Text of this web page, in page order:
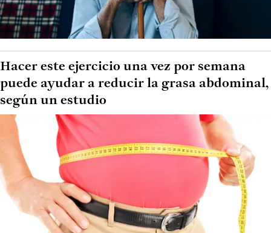
Hacer este ejercicio una vez por semana
puede ayudar a reducir la grasa abdominal,
según un estudio